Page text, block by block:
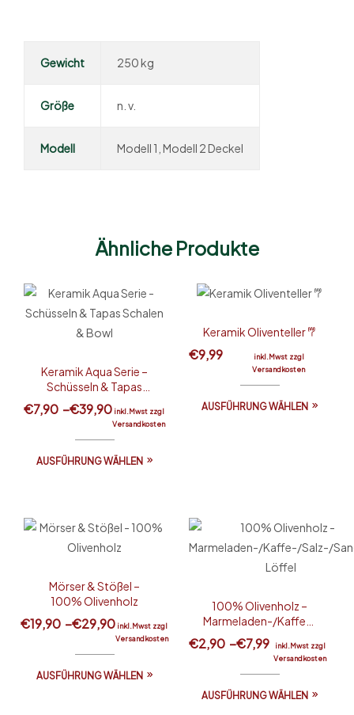
Gewicht 250 kg
Größe n. v.
Modell Modell 1, Modell 2 Deckel
Ähnliche Produkte
Keramik Aqua Serie –
Schüsseln & Tapas
Schalen & Bowl
€7,90 –€39,90 inkl.Mwst zzgl
Versandkosten
AUSFÜHRUNG WÄHLEN
Keramik Oliventeller 𐂐
€9,99
inkl.Mwst zzgl
Versandkosten
AUSFÜHRUNG WÄHLEN
Mörser & Stößel –
100% Olivenholz
€19,90 –€29,90 inkl.Mwst zzgl
Versandkosten
AUSFÜHRUNG WÄHLEN
100% Olivenholz –
Marmeladen-/Kaffe-/
Salz-/Sangria Löffel
€2,90 –€7,99
inkl.Mwst zzgl
Versandkosten
AUSFÜHRUNG WÄHLEN